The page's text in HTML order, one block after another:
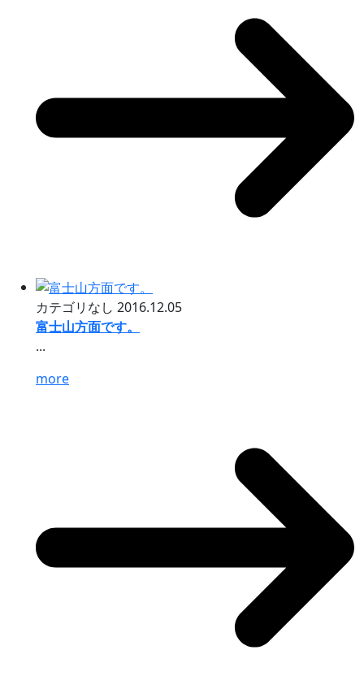
カテゴリなし 2016.12.05
富士山方面です。
...
more